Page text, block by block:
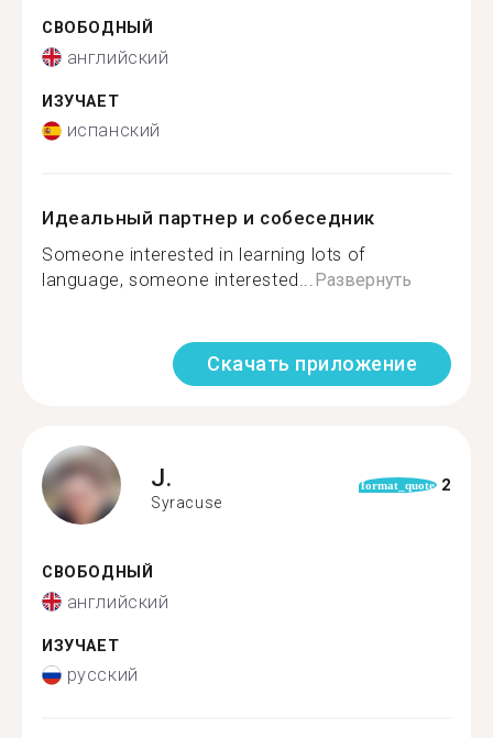
СВОБОДНЫЙ
английский
ИЗУЧАЕТ
испанский
Идеальный партнер и собеседник
Someone interested in learning lots of
language, someone interested...Развернуть
Скачать приложение
J.
Syracuse
format_quote 2
СВОБОДНЫЙ
английский
ИЗУЧАЕТ
русский